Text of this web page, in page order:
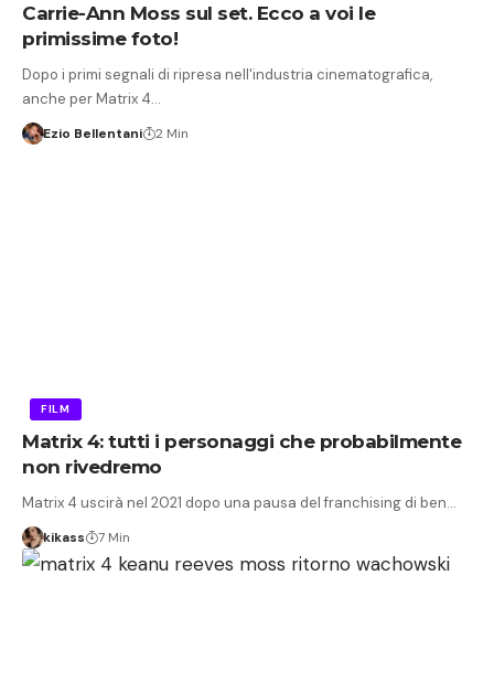
Carrie-Ann Moss sul set. Ecco a voi le
primissime foto!
Dopo i primi segnali di ripresa nell'industria cinematografica,
anche per Matrix 4…
Ezio Bellentani 2 Min
FILM
Matrix 4: tutti i personaggi che probabilmente
non rivedremo
Matrix 4 uscirà nel 2021 dopo una pausa del franchising di ben…
kikass 7 Min